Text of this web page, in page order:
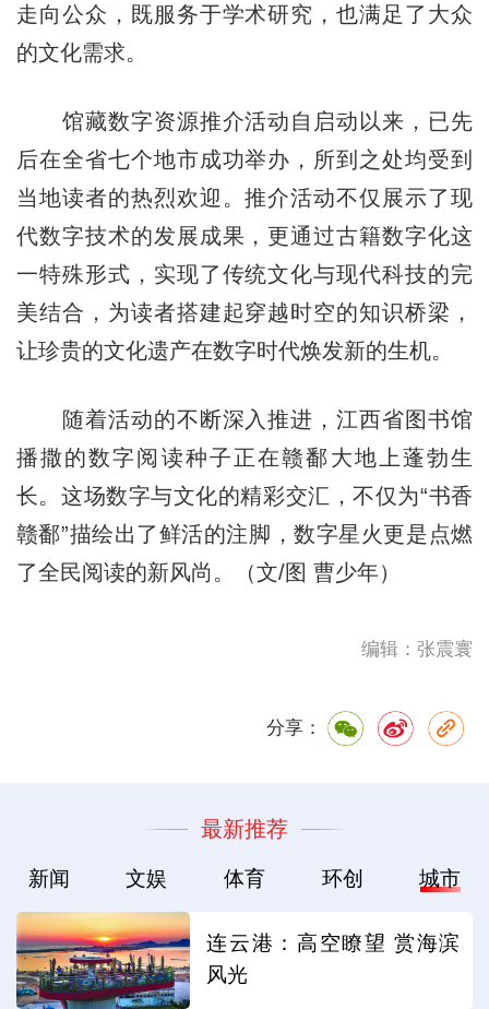
走向公众，既服务于学术研究，也满足了大众
的文化需求。
馆藏数字资源推介活动自启动以来，已先
后在全省七个地市成功举办，所到之处均受到
当地读者的热烈欢迎。推介活动不仅展示了现
代数字技术的发展成果，更通过古籍数字化这
一特殊形式，实现了传统文化与现代科技的完
美结合，为读者搭建起穿越时空的知识桥梁，
让珍贵的文化遗产在数字时代焕发新的生机。
随着活动的不断深入推进，江西省图书馆
播撒的数字阅读种子正在赣鄱大地上蓬勃生
长。这场数字与文化的精彩交汇，不仅为“书香
赣鄱”描绘出了鲜活的注脚，数字星火更是点燃
了全民阅读的新风尚。（文/图 曹少年）
编辑：张震寰
分享：
最新推荐
新闻 文娱 体育 环创 城市
连云港：高空瞭望 赏海滨
风光